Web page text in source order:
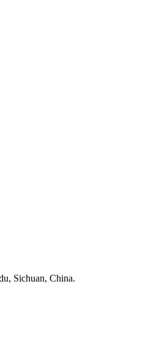
Sichuan, China.